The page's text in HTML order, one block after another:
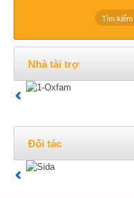
Nhà tài trợ
Đối tác